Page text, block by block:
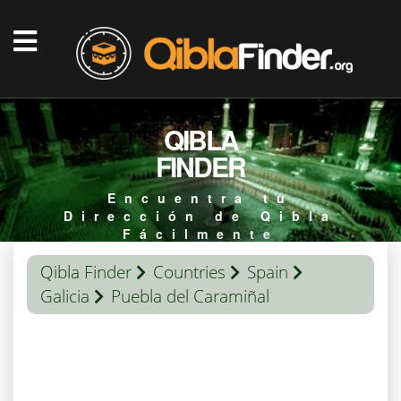
QIBLA
FINDER
Encuentra tu
Dirección de Qibla
Fácilmente
Qibla Finder Countries
Spain
Galicia
Puebla del Caramiñal